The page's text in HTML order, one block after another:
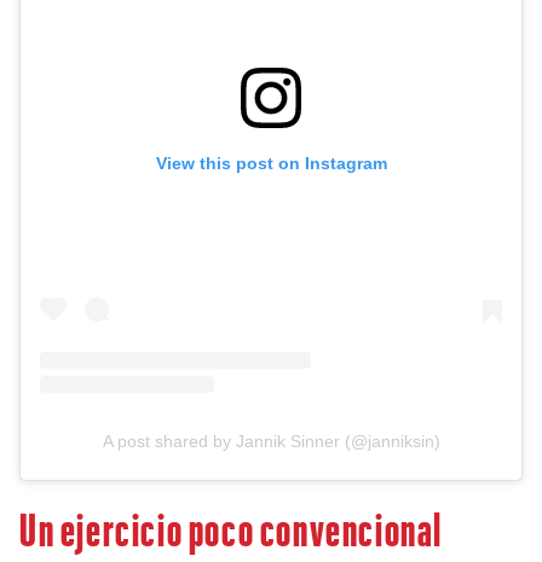
View this post on Instagram
A post shared by Jannik Sinner (@janniksin)
Un ejercicio poco convencional